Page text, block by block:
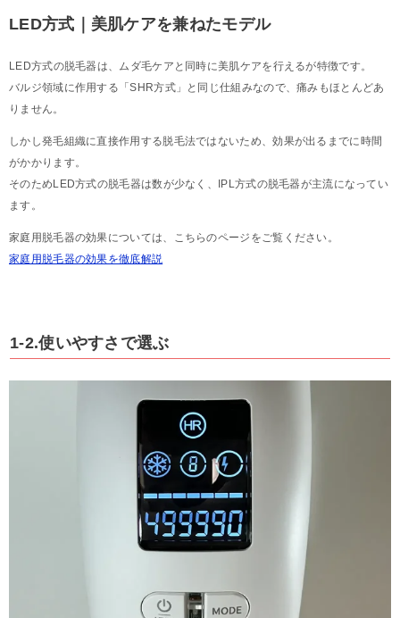
LED方式｜美肌ケアを兼ねたモデル
LED方式の脱毛器は、ムダ毛ケアと同時に美肌ケアを行えるが特徴です。
バルジ領域に作用する「SHR方式」と同じ仕組みなので、痛みもほとんどあ
りません。
しかし発毛組織に直接作用する脱毛法ではないため、効果が出るまでに時間
がかかります。
そのためLED方式の脱毛器は数が少なく、IPL方式の脱毛器が主流になってい
ます。
家庭用脱毛器の効果については、こちらのページをご覧ください。
家庭用脱毛器の効果を徹底解説
1-2.使いやすさで選ぶ